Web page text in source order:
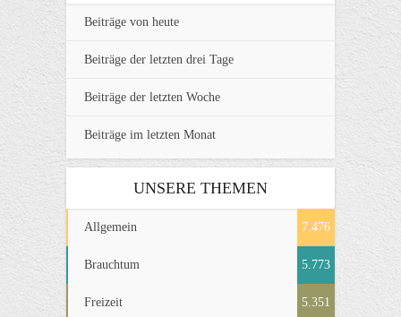
Beiträge von heute
Beiträge der letzten drei Tage
Beiträge der letzten Woche
Beiträge im letzten Monat
UNSERE THEMEN
Allgemein 7.476
Brauchtum 5.773
Freizeit 5.351